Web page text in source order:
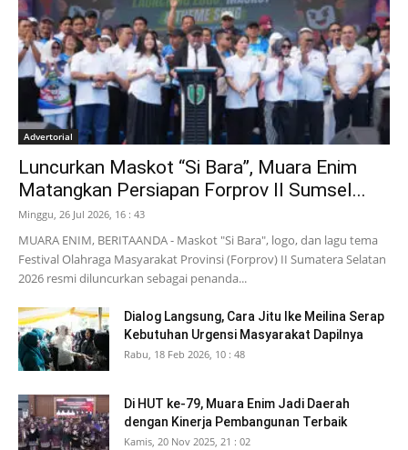
Advertorial
Luncurkan Maskot “Si Bara”, Muara Enim
Matangkan Persiapan Forprov II Sumsel...
Minggu, 26 Jul 2026, 16 : 43
MUARA ENIM, BERITAANDA - Maskot "Si Bara", logo, dan lagu tema
Festival Olahraga Masyarakat Provinsi (Forprov) II Sumatera Selatan
2026 resmi diluncurkan sebagai penanda...
Dialog Langsung, Cara Jitu Ike Meilina Serap
Kebutuhan Urgensi Masyarakat Dapilnya
Rabu, 18 Feb 2026, 10 : 48
Di HUT ke-79, Muara Enim Jadi Daerah
dengan Kinerja Pembangunan Terbaik
Kamis, 20 Nov 2025, 21 : 02